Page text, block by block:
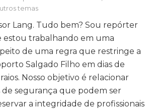
temas
Lang. Tudo bem? Sou repórter
estou trabalhando em uma
de uma regra que restringe a
Salgado Filho em dias de
Nosso objetivo é relacionar
segurança que podem ser
a integridade de profissionais